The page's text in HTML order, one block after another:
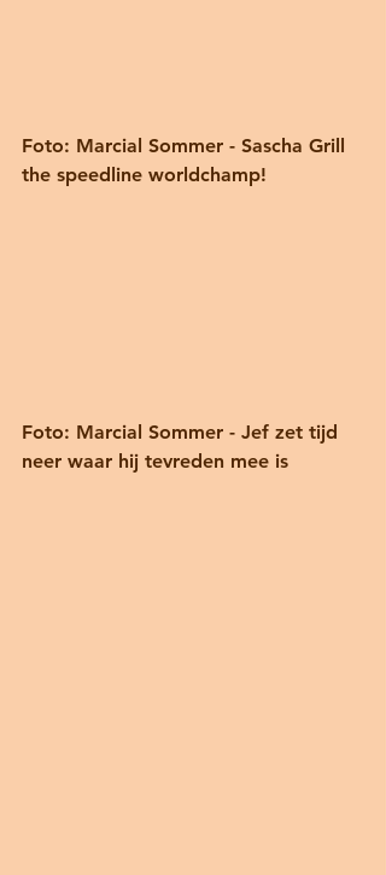
Foto: Marcial Sommer - Sascha Grill
the speedline worldchamp!
Foto: Marcial Sommer - Jef zet tijd
neer waar hij tevreden mee is